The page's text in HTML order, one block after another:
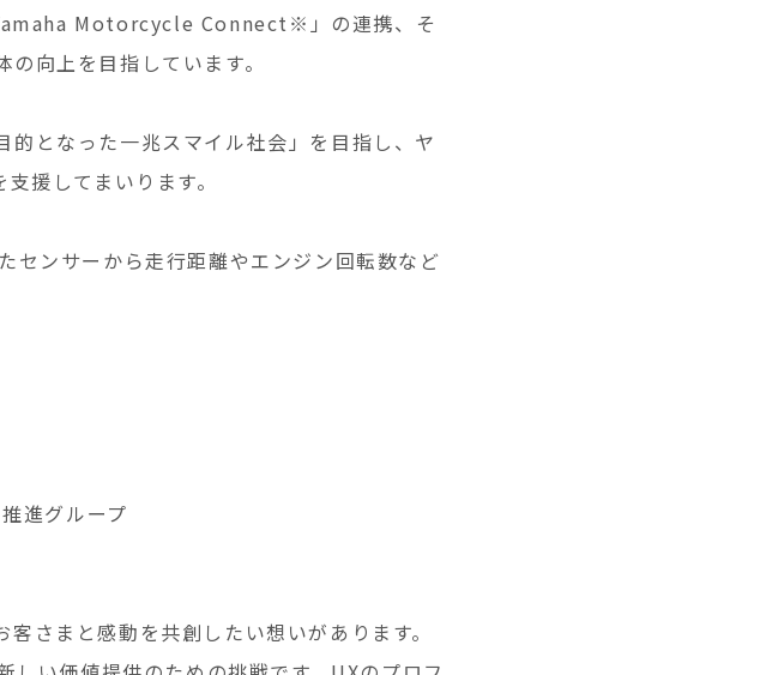
Motorcycle Connect※」の連携、そ
向上を目指しています。
となった一兆スマイル社会」を目指し、ヤ
援してまいります。
ンサーから走行距離やエンジン回転数など
進グループ
さまと感動を共創したい想いがあります。